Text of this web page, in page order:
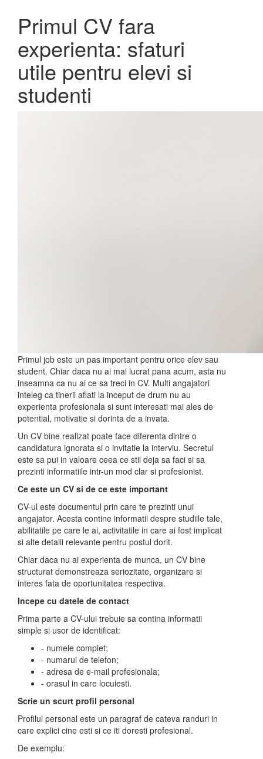
Primul CV fara
experienta: sfaturi
utile pentru elevi si
studenti
Primul job este un pas important pentru orice elev sau
student. Chiar daca nu ai mai lucrat pana acum, asta nu
inseamna ca nu ai ce sa treci in CV. Multi angajatori
inteleg ca tinerii aflati la inceput de drum nu au
experienta profesionala si sunt interesati mai ales de
potential, motivatie si dorinta de a invata.
Un CV bine realizat poate face diferenta dintre o
candidatura ignorata si o invitatie la interviu. Secretul
este sa pui in valoare ceea ce stii deja sa faci si sa
prezinti informatiile intr-un mod clar si profesionist.
Ce este un CV si de ce este important
CV-ul este documentul prin care te prezinti unui
angajator. Acesta contine informatii despre studiile tale,
abilitatile pe care le ai, activitatile in care ai fost implicat
si alte detalii relevante pentru postul dorit.
Chiar daca nu ai experienta de munca, un CV bine
structurat demonstreaza seriozitate, organizare si
interes fata de oportunitatea respectiva.
Incepe cu datele de contact
Prima parte a CV-ului trebuie sa contina informatii
simple si usor de identificat:
- numele complet;
- numarul de telefon;
- adresa de e-mail profesionala;
- orasul in care locuiesti.
Scrie un scurt profil personal
Profilul personal este un paragraf de cateva randuri in
care explici cine esti si ce iti doresti profesional.
De exemplu: